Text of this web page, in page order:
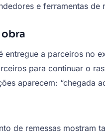
e ferramentas de
entregue a parceiros no
para continuar o
aparecem: “chegada
de remessas